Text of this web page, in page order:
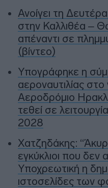
Ανοίγει τη
στην Καλλιθέα –
απέναντι σε
(βίντεο)
Υπογράφηκε η
αεροναυτιλίας
Αεροδρόμιο
τεθεί σε
2028
Χατζηδάκης:
εγκύκλιοι που δεν
Υποχρεωτική η
ιστοσελίδες των